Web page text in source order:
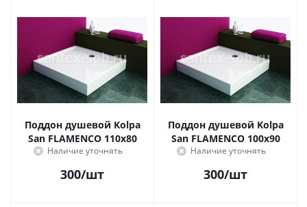
Поддон душевой Kolpa
San FLAMENCO 110х80
Наличие уточнять
300/шт
Поддон душевой Kolpa
San FLAMENCO 100х90
Наличие уточнять
300/шт